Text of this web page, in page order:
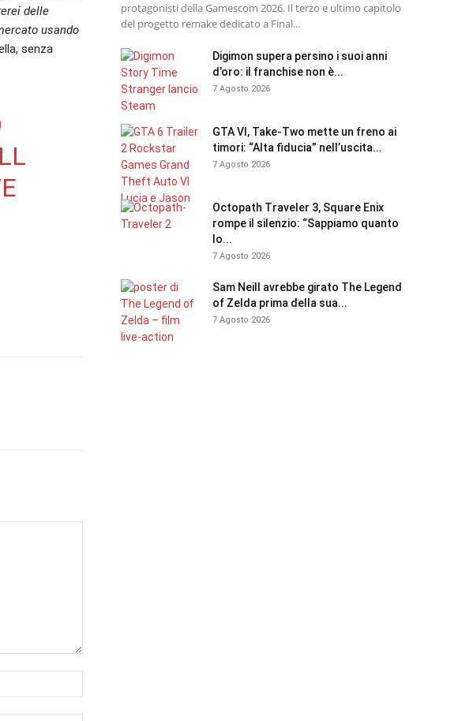
delle
usando
senza
protagonisti della Gamescom 2026. Il terzo e ultimo capitolo
del progetto remake dedicato a Final...
Digimon supera persino i suoi anni
d’oro: il franchise non è...
7 Agosto 2026
GTA VI, Take-Two mette un freno ai
timori: “Alta fiducia” nell’uscita...
7 Agosto 2026
Octopath Traveler 3, Square Enix
rompe il silenzio: “Sappiamo quanto
lo...
7 Agosto 2026
Sam Neill avrebbe girato The Legend
of Zelda prima della sua...
7 Agosto 2026